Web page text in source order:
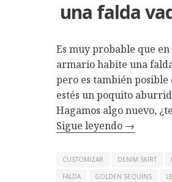
una falda
Es muy probable que
armario habite una
pero es también posible
estés un poquito
Hagamos algo nuevo,
Sigue leyendo →
CUSTOMIZAR DENIM SKIRT
FALDA
GOLDEN SEQUINS